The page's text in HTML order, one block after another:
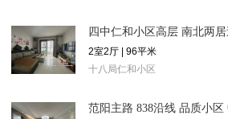
四中仁和小区高层 南北两
2室2厅 | 96平米
十八局仁和小区